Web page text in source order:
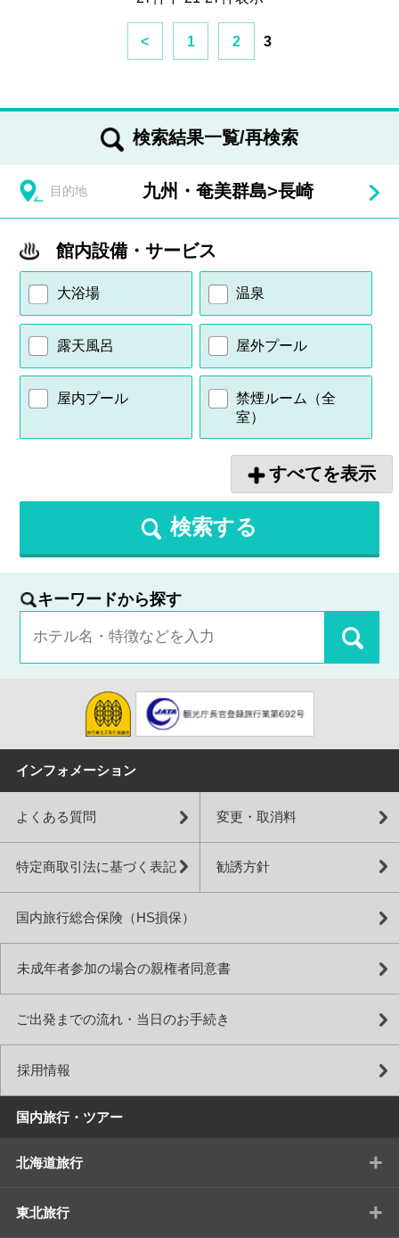
< 1 2 3
検索結果一覧/再検索
目的地 九州・奄美群島>長崎
館内設備・サービス
大浴場 温泉
露天風呂 屋外プール
屋内プール
禁煙ルーム（全
室）
すべてを表示
検索する
キーワードから探す
インフォメーション
よくある質問 変更・取消料
特定商取引法に基づく表記 勧誘方針
国内旅行総合保険（HS損保）
未成年者参加の場合の親権者同意書
ご出発までの流れ・当日のお手続き
採用情報
国内旅行・ツアー
北海道旅行 +
東北旅行 +